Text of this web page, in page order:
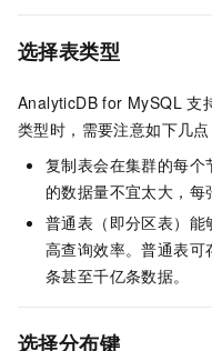
选择表类型
AnalyticDB for MySQL 支
类型时，需要注意如下几点
复制表会在集群的每个
的数据量不宜太大，
普通表（即分区表）能
高查询效率。普通表
条甚至千亿条数据。
选择分布键